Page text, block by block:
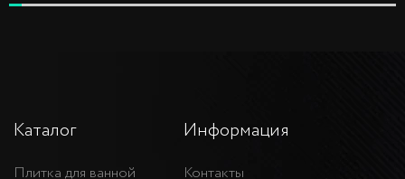
Каталог
Плитка для ванной
Информация
Контакты